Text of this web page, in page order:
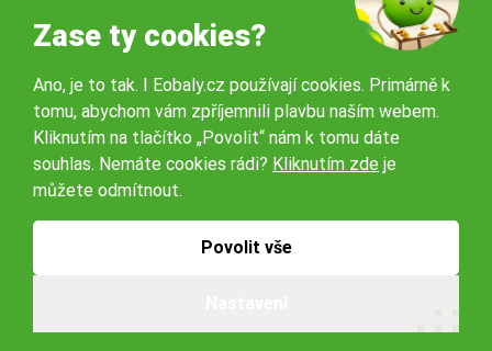
Naše pobočky:
Obchodní podmínky
Zase ty cookies?
Ano, je to tak. I Eobaly.cz používají cookies. Primárně k
tomu, abychom vám zpříjemnili plavbu naším webem.
Kliknutím na tlačítko „Povolit“ nám k tomu dáte
souhlas. Nemáte cookies rádi? Kliknutím zde je
můžete odmítnout.
Povolit vše